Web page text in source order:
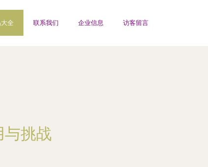
全 联系我们 企业信息 访客留言
与挑战